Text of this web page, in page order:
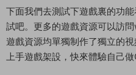
下面我們去測試下遊戲裏的功
試吧。更多的遊戲資源可以訪
遊戲資源均單獨制作了獨立的
上手遊戲架設，快來體驗自己做